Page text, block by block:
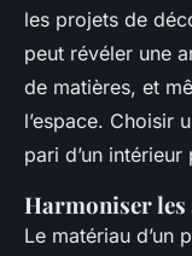
les projets de
peut révéler une
de matières, et
l’espace. Choisir
pari d’un
Harmoniser les
Le matériau d’un